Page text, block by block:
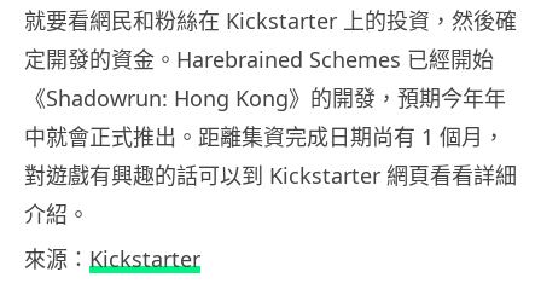
就要看網民和粉絲在 Kickstarter 上的投資，然後確
定開發的資金。Harebrained Schemes 已經開始
《Shadowrun: Hong Kong》的開發，預期今年年
中就會正式推出。距離集資完成日期尚有 1 個月，
對遊戲有興趣的話可以到 Kickstarter 網頁看看詳細
介紹。
來源： Kickstarter